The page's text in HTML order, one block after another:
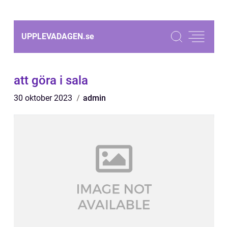
UPPLEVADAGEN.se
att göra i sala
30 oktober 2023 admin